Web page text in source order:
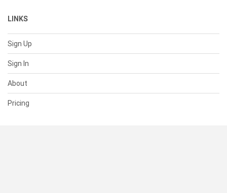
LINKS
Sign Up
Sign In
About
Pricing